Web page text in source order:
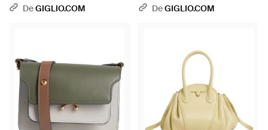
Neutre
DeGIGLIO.COM
Laine Crochetée Avec Sangle
DeGIGLIO.COM